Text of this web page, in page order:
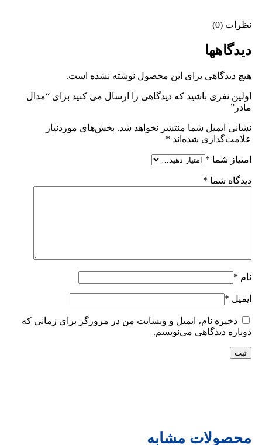
نظرات (0)
دیدگاهها
هیچ دیدگاهی برای این محصول نوشته نشده است.
اولین نفری باشید که دیدگاهی را ارسال می کنید برای “مدال
مادر”
نشانی ایمیل شما منتشر نخواهد شد. بخش‌های موردنیاز
علامت‌گذاری شده‌اند *
امتیاز شما *
دیدگاه شما *
نام *
ایمیل *
ذخیره نام، ایمیل و وبسایت من در مرورگر برای زمانی که
دوباره دیدگاهی می‌نویسم.
محصولات مشابه